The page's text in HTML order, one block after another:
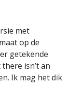
met
op de
getekende
isn’t an
Ik mag het dik